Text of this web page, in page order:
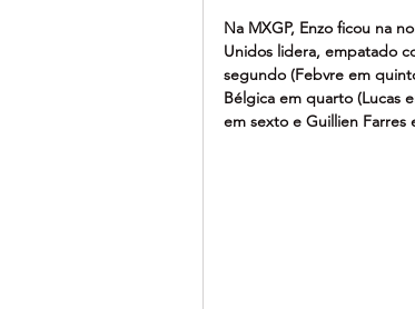
Na MXGP, Enzo ficou na
Unidos lidera, empatado
segundo (Febvre em
Bélgica em quarto (Lucas
em sexto e Guillien Farres